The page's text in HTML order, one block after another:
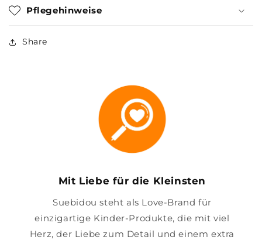
Pflegehinweise
Share
Mit Liebe für die Kleinsten
Suebidou steht als Love-Brand für
einzigartige Kinder-Produkte, die mit viel
Herz, der Liebe zum Detail und einem extra